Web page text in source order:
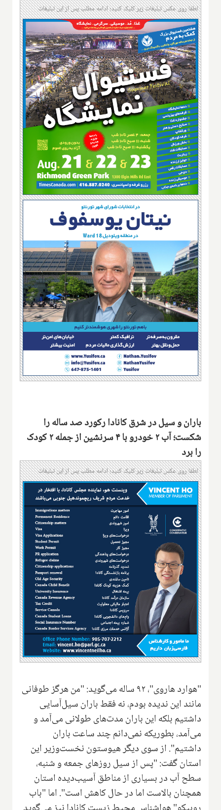
لطفا روی عکس تبلیغات زیر کلیک کنید؛ ادامه مطلب پس از این تبلیغات
باران و سیل در شرق کانادا رکورد صد ساله را
شکست؛ آب ۲ خودرو با ۴ سرنشین از جمله ۲ کودک
را برد
لطفا روی عکس تبلیغات زیر کلیک کنید؛ ادامه مطلب پس از این تبلیغات
"هوارد هاروی"، ۹۲ ساله می‌گوید: "من هرگز طوفانی
مانند این ندیده بودم، نه فقط باران سیل‌آسایی
داشتیم بلکه این باران مدت‌های طولانی می‌آمد و
می‌آمد، بطوریکه نمی‌دانم چند ساعت باران
داشتیم". از سوی دیگر هیوستون نخست‌وزیر این
استان گفت: "پس از سیل روزهای جمعه و شنبه،
سطح آب در بسیاری از مناطق آسیب‌دیده استان
همچنان بالاست اما در حال کاهش است". اما "باب